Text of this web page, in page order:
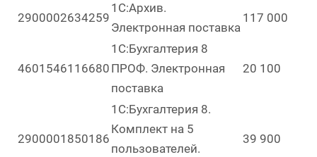
2900002634259
1С:Архив.
Электронная поставка
117 000
4601546116680
1С:Бухгалтерия 8
ПРОФ. Электронная
поставка
20 100
2900001850186
1С:Бухгалтерия 8.
Комплект на 5
пользователей.
39 900